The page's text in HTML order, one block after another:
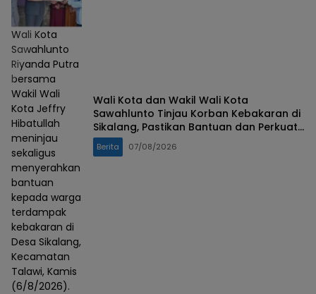
Wali Kota
Sawahlunto
Riyanda Putra
bersama
Wakil Wali
Kota Jeffry
Hibatullah
meninjau
sekaligus
menyerahkan
bantuan
kepada warga
terdampak
kebakaran di
Desa Sikalang,
Kecamatan
Talawi, Kamis
(6/8/2026).
Wali Kota dan Wakil Wali Kota
Sawahlunto Tinjau Korban Kebakaran di
Sikalang, Pastikan Bantuan dan Perkuat
Mitigasi Bencana
Berita 07/08/2026